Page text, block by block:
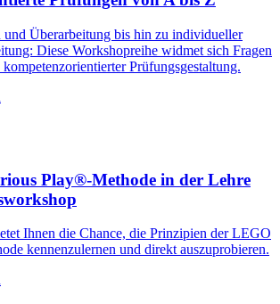
Überarbeitung bis hin zu individueller
Diese Workshopreihe widmet sich Fragen
Prüfungsgestaltung.
Play®-Methode in der Lehre
Ihnen die Chance, die Prinzipien der LEGO
kennenzulernen und direkt auszuprobieren.